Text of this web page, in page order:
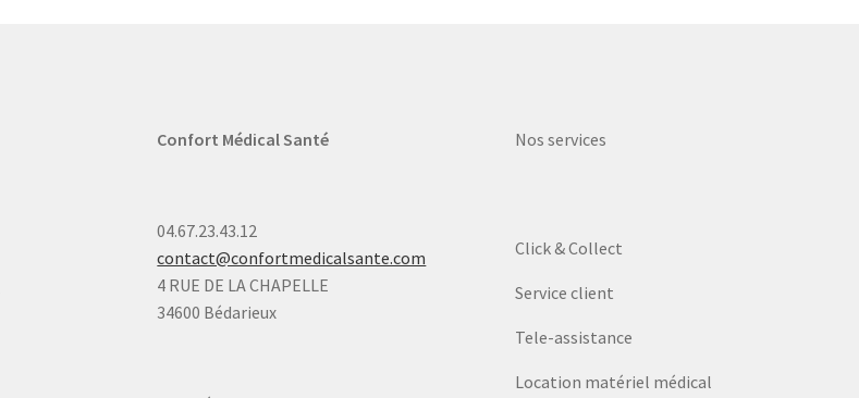
Confort Médical Santé
04.67.23.43.12
contact@confortmedicalsante.com
4 RUE DE LA CHAPELLE
34600 Bédarieux
Nos services
Click & Collect
Service client
Tele-assistance
Location matériel médical